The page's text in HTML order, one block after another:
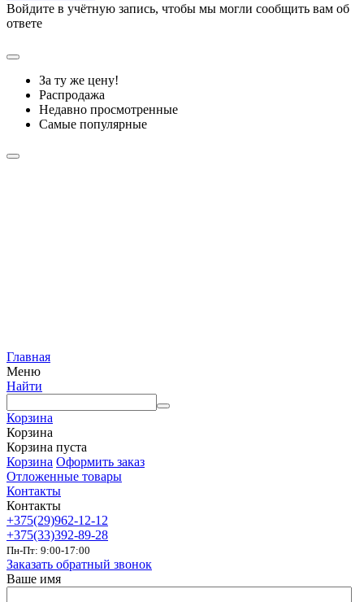
Войдите в учётную запись, чтобы мы могли сообщить вам об
ответе
За ту же цену!
Распродажа
Недавно просмотренные
Самые популярные
Главная
Меню
Найти
Корзина
Корзина
Корзина пуста
Корзина Оформить заказ
Отложенные товары
Контакты
Контакты
+375(29)962-12-12
+375(33)392-89-28
Пн-Пт: 9:00-17:00
Заказать обратный звонок
Ваше имя